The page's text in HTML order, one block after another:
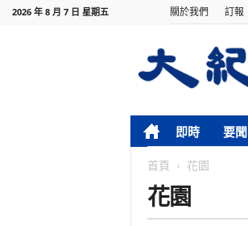
2026 年 8 月 7 日 星期五 關於我們 訂報
即時 要聞
首頁 花園
花園